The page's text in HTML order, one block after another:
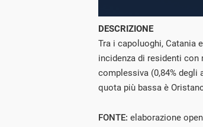
DESCRIZIONE
Tra i capoluoghi, Catania
incidenza di residenti
complessiva (0,84% degli
quota più bassa è
FONTE: elaborazione